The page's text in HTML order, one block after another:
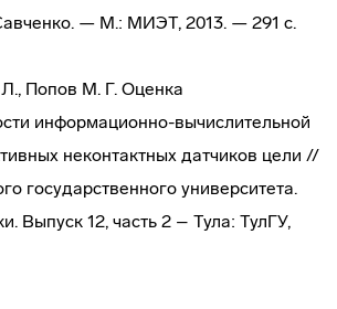
— М.: МИЭТ, 2013. — 291 с.
Попов М. Г. Оценка
информационно-вычислительной
неконтактных датчиков цели //
государственного университета.
Выпуск 12, часть 2 – Тула: ТулГУ,